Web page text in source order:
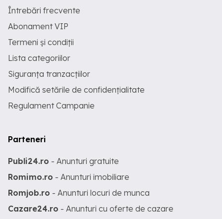
Întrebări frecvente
Abonament VIP
Termeni și condiții
Lista categoriilor
Siguranța tranzacțiilor
Modifică setările de confidențialitate
Regulament Campanie
Parteneri
Publi24.ro - Anunturi gratuite
Romimo.ro - Anunturi imobiliare
Romjob.ro - Anunturi locuri de munca
Cazare24.ro - Anunturi cu oferte de cazare